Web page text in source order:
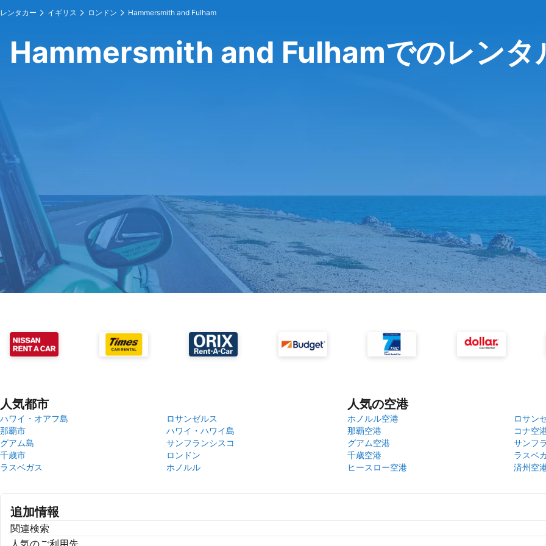
レンタカー イギリス ロンドン Hammersmith and Fulham
Hammersmith and Fulhamでのレンタ
人気都市
ハワイ・オアフ島
ロサンゼルス
那覇市
ハワイ・ハワイ島
グアム島
サンフランシスコ
千歳市
ロンドン
ラスベガス
ホノルル
人気の空港
ホノルル空港
ロサン
那覇空港
コナ空
グアム空港
サンフ
千歳空港
ラスベ
ヒースロー空港
済州空
追加情報
関連検索
人気のご利用先